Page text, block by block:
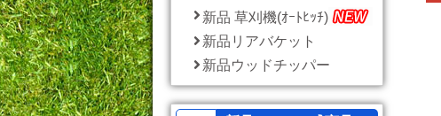
新品 草刈機(ｵｰﾄﾋｯﾁ)
新品リアバケット
新品ウッドチッパー